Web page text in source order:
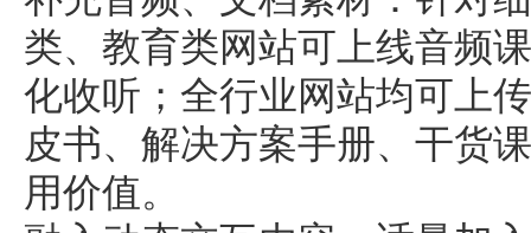
类、教育类网站可上线音频
化收听；全行业网站均可上
皮书、解决方案手册、干货
用价值。